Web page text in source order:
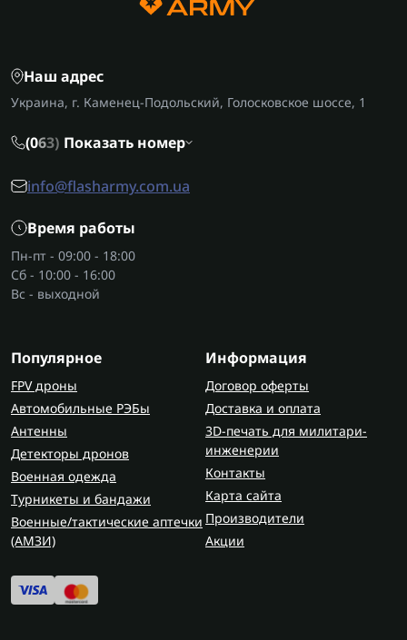
Наш адрес
Украина, г. Каменец-Подольский, Голосковское шоссе, 1
(063) Показать номер
info@flasharmy.com.ua
Время работы
Пн-пт - 09:00 - 18:00
Сб - 10:00 - 16:00
Вс - выходной
Популярное
FPV дроны
Автомобильные РЭБы
Антенны
Детекторы дронов
Военная одежда
Турникеты и бандажи
Военные/тактические аптечки
(AMЗИ)
Информация
Договор оферты
Доставка и оплата
3D-печать для милитари-
инженерии
Контакты
Карта сайта
Производители
Акции